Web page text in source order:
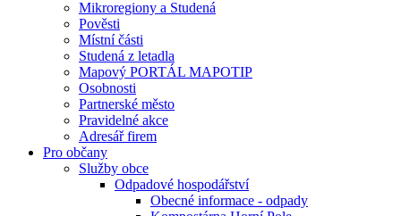
Mikroregiony a Studená
Pověsti
Místní části
Studená z letadla
Mapový PORTÁL MAPOTIP
Osobnosti
Partnerské město
Pravidelné akce
Adresář firem
Pro občany
Služby obce
Odpadové hospodářství
Obecné informace - odpady